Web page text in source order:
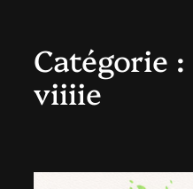
Catégorie :
viiiie